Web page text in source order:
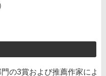
の3賞および推薦作家によ